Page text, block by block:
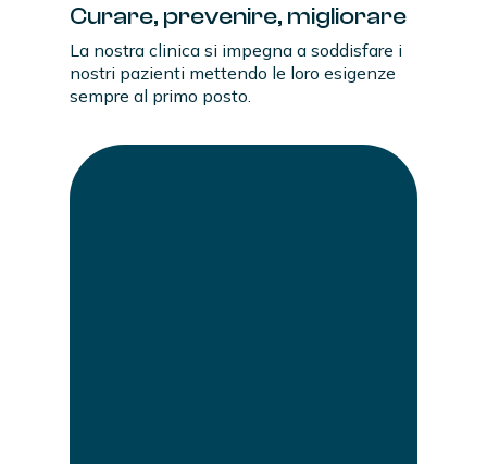
Curare, prevenire, migliorare
La nostra clinica si impegna a soddisfare i
nostri pazienti mettendo le loro esigenze
sempre al primo posto.